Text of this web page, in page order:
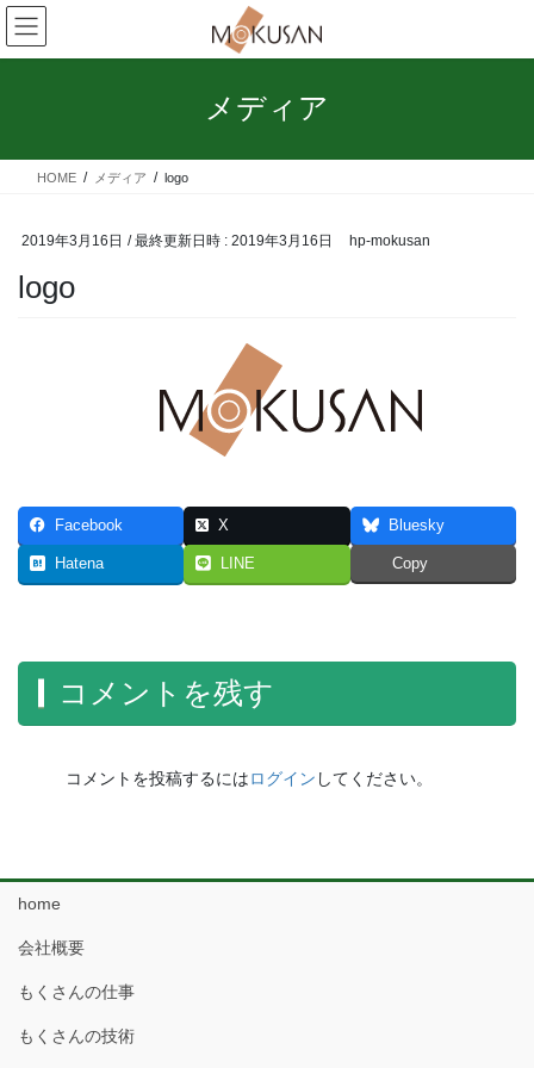
コ
ン
テ
ス
ナ
ビ
ゲ
ン
メディア
HOME メディア logo
2019年3月16日 / 最終更新日時 : 2019年3月16日 hp-mokusan
logo
Facebook X Bluesky
Hatena LINE Copy
コメントを残す
コメントを投稿するにはログイン してください。
home
会社概要
もくさんの仕事
もくさんの技術